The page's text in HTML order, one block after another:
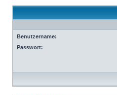
Benutzername:
Passwort: